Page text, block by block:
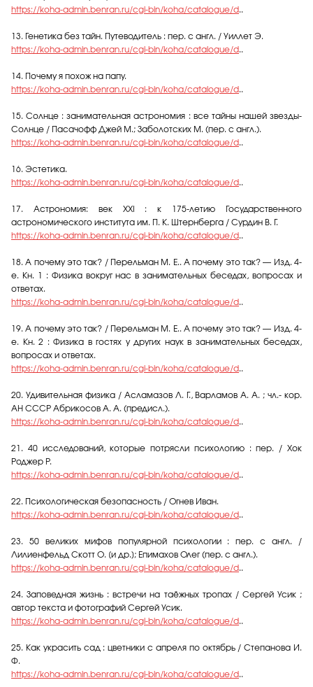
https://koha-admin.benran.ru/cgi-bin/koha/catalogue/d..
13. Генетика без тайн. Путеводитель : пер. с англ. / Уиллет Э.
https://koha-admin.benran.ru/cgi-bin/koha/catalogue/d..
14. Почему я похож на папу.
https://koha-admin.benran.ru/cgi-bin/koha/catalogue/d..
15. Солнце : занимательная астрономия : все тайны нашей звезды-
Солнце / Пасачофф Джей М.; Заболотских М. (пер. с англ.).
https://koha-admin.benran.ru/cgi-bin/koha/catalogue/d..
16. Эстетика.
https://koha-admin.benran.ru/cgi-bin/koha/catalogue/d..
17. Астрономия: век ХХI : к 175-летию Государственного
астрономического института им. П. К. Штернберга / Сурдин В. Г.
https://koha-admin.benran.ru/cgi-bin/koha/catalogue/d..
18. А почему это так? / Перельман М. Е.. А почему это так? — Изд. 4-
е. Кн. 1 : Физика вокруг нас в занимательных беседах, вопросах и
ответах.
https://koha-admin.benran.ru/cgi-bin/koha/catalogue/d..
19. А почему это так? / Перельман М. Е.. А почему это так? — Изд. 4-
е. Кн. 2 : Физика в гостях у других наук в занимательных беседах,
вопросах и ответах.
https://koha-admin.benran.ru/cgi-bin/koha/catalogue/d..
20. Удивительная физика / Асламазов Л. Г., Варламов А. А. ; чл.- кор.
АН СССР Абрикосов А. А. (предисл.).
https://koha-admin.benran.ru/cgi-bin/koha/catalogue/d..
21. 40 исследований, которые потрясли психологию : пер. / Хок
Роджер Р.
https://koha-admin.benran.ru/cgi-bin/koha/catalogue/d..
22. Психологическая безопасность / Огнев Иван.
https://koha-admin.benran.ru/cgi-bin/koha/catalogue/d..
23. 50 великих мифов популярной психологии : пер. с англ. /
Лилиенфельд Скотт О. [и др.]; Епимахов Олег (пер. с англ.).
https://koha-admin.benran.ru/cgi-bin/koha/catalogue/d..
24. Заповедная жизнь : встречи на таёжных тропах / Сергей Усик ;
автор текста и фотографий Сергей Усик.
https://koha-admin.benran.ru/cgi-bin/koha/catalogue/d..
25. Как украсить сад : цветники с апреля по октябрь / Степанова И.
Ф.
https://koha-admin.benran.ru/cgi-bin/koha/catalogue/d..